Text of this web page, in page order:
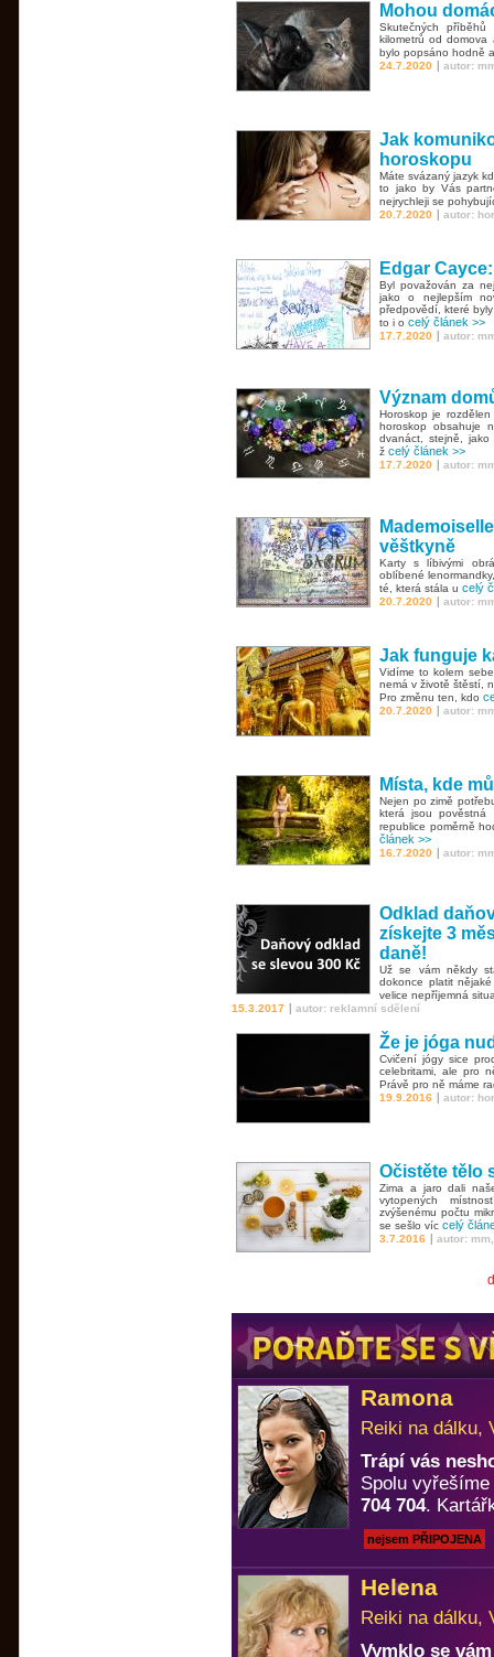
Mohou
Skutečných
kilometrů od domova
bylo popsáno hodně a
24.7.2020 | autor:
Jak
horoskopu
Máte svázaný jazyk
to jako by Vás
nejrychleji se
20.7.2020 | autor:
Edgar
Byl považován za
jako o nejlepším
předpovědí, které
to i o celý článek >>
17.7.2020 | autor:
Význam
Horoskop je
horoskop obsahuje
dvanáct, stejně,
ž celý článek >>
17.7.2020 | autor:
věštkyně
Karty s líbivými
oblíbené
té, která stála u celý
20.7.2020 | autor:
Jak funguje
Vidíme to kolem
nemá v životě štěstí,
Pro změnu ten, kdo
20.7.2020 | autor:
Místa, kde
Nejen po zimě
která jsou pověstná
republice poměrně
článek >>
16.7.2020 | autor:
Odklad
získejte 3
daně!
Už se vám někdy
dokonce platit
velice nepříjemná
15.3.2017 | autor: reklamní sdělení
Že je jóga
Cvičení jógy sice
celebritami, ale pro
Právě pro ně máme
19.9.2016 | autor:
Očistěte tělo
Zima a jaro dali
vytopených
zvýšenému počtu
se sešlo víc celý
3.7.2016 | autor:
Ramona
Reiki na dálku,
Trápí vás
Spolu
704 704.
nejsem PŘIPOJENA
Helena
Reiki na dálku,
Vymklo se